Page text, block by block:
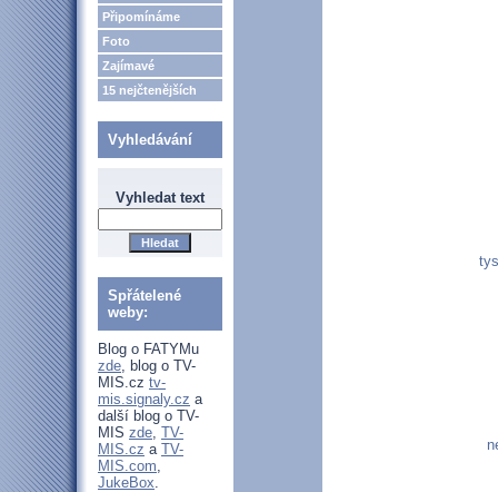
Připomínáme
Foto
Zajímavé
15 nejčtenějších
Vyhledávání
Vyhledat text
Spřátelené
weby:
Blog o FATYMu
zde, blog o TV-
MIS.cz tv-
mis.signaly.cz a
další blog o TV-
MIS zde, TV-
MIS.cz a TV-
MIS.com,
JukeBox.